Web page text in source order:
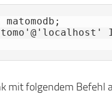
matomodb;
mit folgendem Befehl